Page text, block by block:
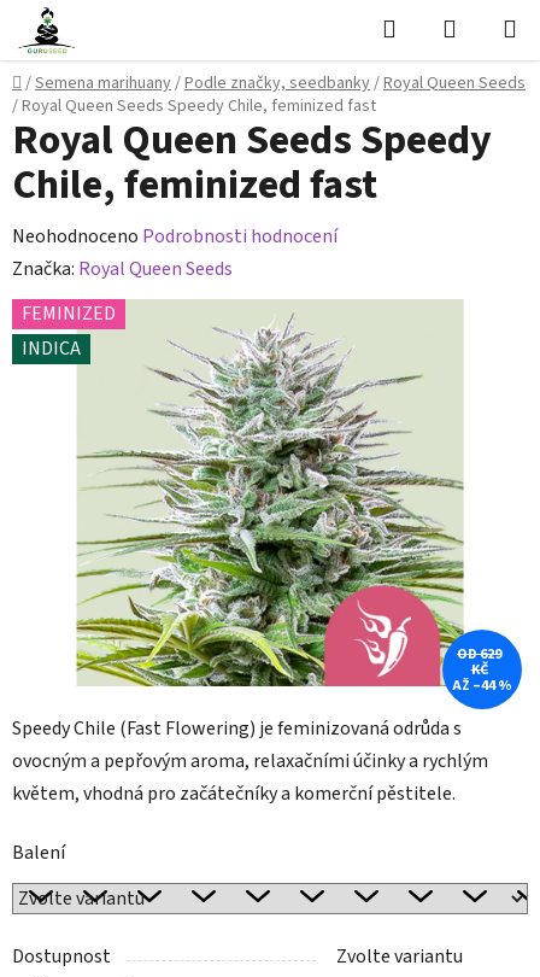
Přejít
obsah
Hledat
KOŠÍK
Domů
/Semena marihuany/Podle značky, seedbanky/Royal Queen Seeds
/Royal Queen Seeds Speedy Chile, feminized fast
Speedy Chile (Fast Flowering) je feminizovaná odrůda s
ovocným a pepřovým aroma, relaxačními účinky a rychlým
květem, vhodná pro začátečníky a komerční pěstitele.
Balení
Dostupnost
Zvolte variantu
Royal Queen Seeds Speedy
Chile, feminized fast
Průměrné
hodnocení
produktu
je
0,0
hvězdiček.
Neohodnoceno Podrobnosti hodnocení
Značka: Royal Queen Seeds
FEMINIZED
INDICA
OD 629
KČ
AŽ –44 %